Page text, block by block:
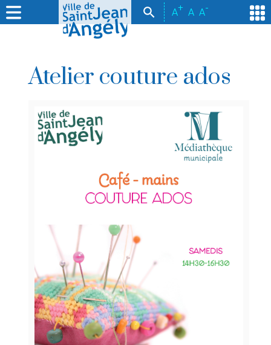
A+ A A-
Atelier couture ados